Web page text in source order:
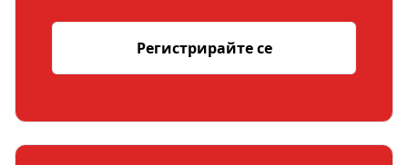
Регистрирайте се